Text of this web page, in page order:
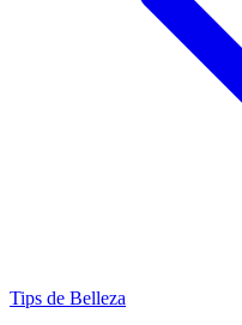
Tips de Belleza